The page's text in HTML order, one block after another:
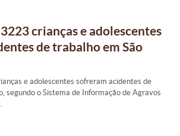
crianças e adolescentes
de trabalho em São
e adolescentes sofreram acidentes de
segundo o Sistema de Informação de Agravos